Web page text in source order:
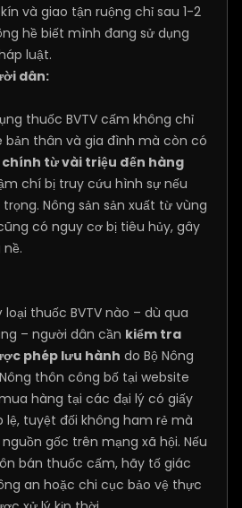
và giao tận ruộng chỉ sau 1-2
hề biết mình đang sử dụng
luật.
dân:
thuốc BVTV cấm không chỉ
bản thân và gia đình mà còn có
từ vài triệu đến hàng
chí bị truy cứu hình sự nếu
Nông sản sản xuất từ vùng
có nguy cơ bị tiêu hủy, gây
thuốc BVTV nào – dù qua
– người dân cần kiểm tra
phép lưu hành do Bộ Nông
thôn công bố tại website
hàng tại các đại lý có giấy
lệ, tuyệt đối không ham rẻ mà
gốc trên mạng xã hội. Nếu
bán thuốc cấm, hãy tố giác
an hoặc chi cục bảo vệ thực